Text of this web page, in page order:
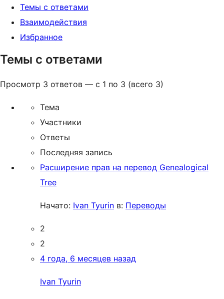
Темы с ответами
Взаимодействия
Избранное
Темы с ответами
Просмотр 3 ответов — с 1 по 3 (всего 3)
Тема
Участники
Ответы
Последняя запись
Расширение прав на перевод Genealogical
Tree
Начато: Ivan Tyurin в: Переводы
2
2
4 года, 6 месяцев назад
Ivan Tyurin